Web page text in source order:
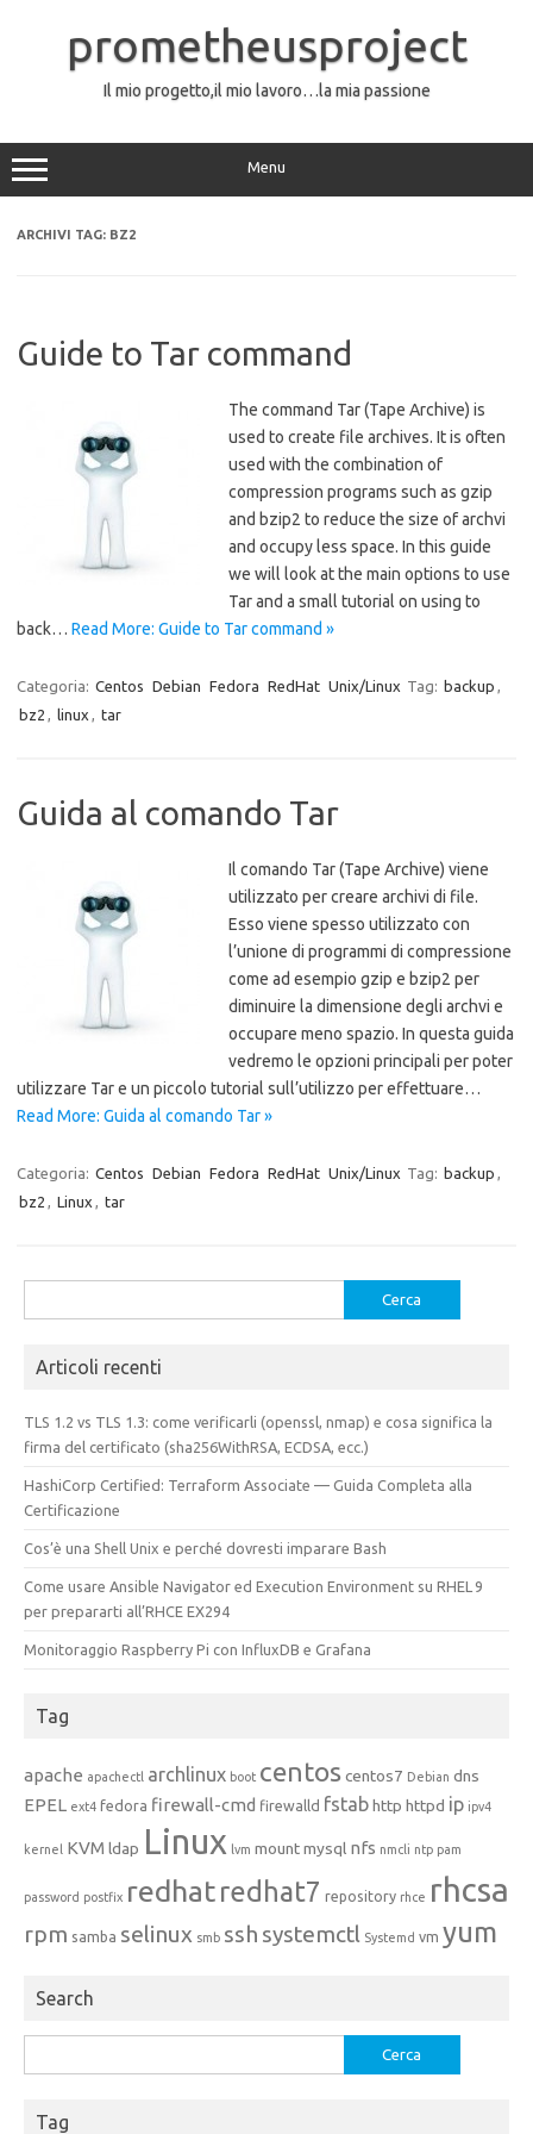
contenutoprometheusproject
Il mio progetto,il mio lavoro…la mia passione
Menu
ARCHIVI TAG: BZ2
Guide to Tar command
The command Tar (Tape Archive) is
used to create file archives. It is often
used with the combination of
compression programs such as gzip
and bzip2 to reduce the size of archvi
and occupy less space. In this guide
we will look at the main options to use
Tar and a small tutorial on using to
back… Read More: Guide to Tar command »
Categoria: Centos Debian Fedora RedHat Unix/Linux Tag: backup ,
bz2 , linux , tar
Guida al comando Tar
Il comando Tar (Tape Archive) viene
utilizzato per creare archivi di file.
Esso viene spesso utilizzato con
l’unione di programmi di compressione
come ad esempio gzip e bzip2 per
diminuire la dimensione degli archvi e
occupare meno spazio. In questa guida
vedremo le opzioni principali per poter
utilizzare Tar e un piccolo tutorial sull’utilizzo per effettuare…
Read More: Guida al comando Tar »
Categoria: Centos Debian Fedora RedHat Unix/Linux Tag: backup ,
bz2 , Linux , tar
per:
Articoli recenti
TLS 1.2 vs TLS 1.3: come verificarli (openssl, nmap) e cosa significa la
firma del certificato (sha256WithRSA, ECDSA, ecc.)
HashiCorp Certified: Terraform Associate — Guida Completa alla
Certificazione
Cos’è una Shell Unix e perché dovresti imparare Bash
Come usare Ansible Navigator ed Execution Environment su RHEL 9
per prepararti all’RHCE EX294
Monitoraggio Raspberry Pi con InfluxDB e Grafana
Tag
apache apachectl archlinux boot centoscentos7 Debian dns
EPEL ext4 fedora firewall-cmd firewalld fstabhttp httpd ip ipv4
kernel KVM ldap Linux lvm mountmysql nfs nmcli ntp pam
password postfix redhatredhat7 repository rhce rhcsa
rpm samba selinux smb ssh systemctl Systemd vm yum
Search
per:
Tag